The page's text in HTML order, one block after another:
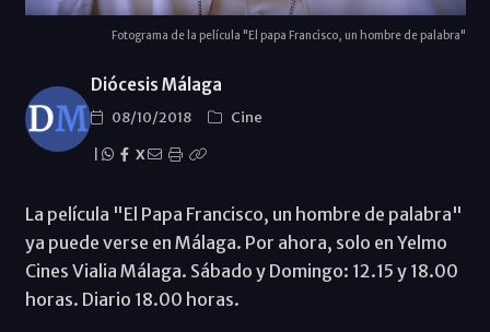
Fotograma de la película "El papa Francisco, un hombre de palabra"
Diócesis Málaga
08/10/2018
Cine
X
La película "El Papa Francisco, un hombre de palabra"
ya puede verse en Málaga. Por ahora, solo en Yelmo
Cines Vialia Málaga. Sábado y Domingo: 12.15 y 18.00
horas. Diario 18.00 horas.